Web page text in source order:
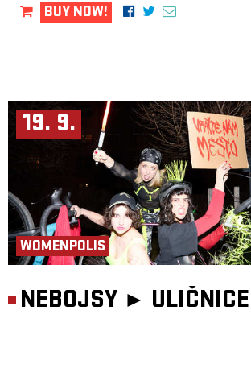
BUY NOW!
19. 9.
WOMENPOLIS
NEBOJSY ► ULIČNICE